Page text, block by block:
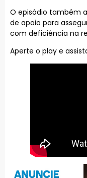
O episódio também
de apoio para
com deficiência na
Aperte o play e